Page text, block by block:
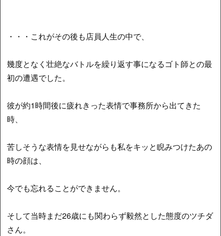
・・・これがその後も店員人生の中で、
幾度となく壮絶なバトルを繰り返す事になるゴト師との最
初の遭遇でした。
彼が約1時間後に疲れきった表情で事務所から出てきた
時、
苦しそうな表情を見せながらも私をキッと睨みつけたあの
時の顔は、
今でも忘れることができません。
そして当時まだ26歳にも関わらず毅然とした態度のツチダ
さん。